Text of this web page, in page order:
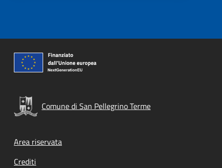
Comune di San Pellegrino Terme
Footer menu
Area riservata
Crediti